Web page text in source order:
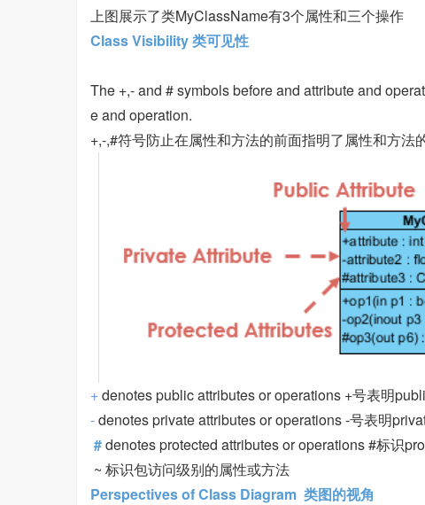
上图展示了类MyClassName有3个属性和三个操作
Class Visibility 类可见性
The +,- and # symbols before and attribute and
e and operation.
+,-,#符号防止在属性和方法的前面指明了属性和方法
+denotes public attributes or operations +号表明
-denotes private attributes or operations -号表明
#denotes protected attributes or operations #标识
~ 标识包访问级别的属性或方法
Perspectives of Class Diagram 类图的视角